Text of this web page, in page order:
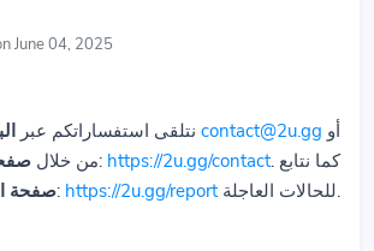
June 04, 2025
نتلقى استفساراتكم عبر contact@2u.gg
من خلال: https://2u.gg/contact . كما نتابع
صفحة: https://2u.gg/report للحالات العاجلة.